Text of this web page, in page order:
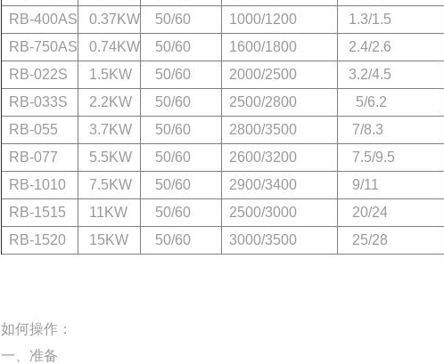
RB-400AS
0.37KW 50/60 1000/1200
1.3/1.5
RB-750AS
0.74KW 50/60 1600/1800
2.4/2.6
RB-022S
1.5KW 50/60 2000/2500
3.2/4.5
RB-033S
2.2KW 50/60 2500/2800
5/6.2
RB-055
3.7KW 50/60 2800/3500
7/8.3
RB-077
5.5KW 50/60 2600/3200
7.5/9.5
RB-1010
7.5KW 50/60 2900/3400
9/11
RB-1515
11KW 50/60 2500/3000
20/24
RB-1520
15KW 50/60 3000/3500 25/28
如何操作：
一、准备